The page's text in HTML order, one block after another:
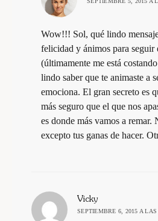
Wow!!! Sol, qué lindo
felicidad y ánimos para seguir
(últimamente me está
lindo saber que te animaste a
emociona. El gran secreto es
más seguro que el que nos
es donde más vamos a remar.
excepto tus ganas de hacer.
Vickydice:
SEPTIEMBRE 6, 2015 A